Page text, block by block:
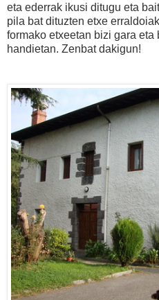
eta ederrak ikusi ditugu eta
pila bat dituzten etxe
formako etxeetan bizi gara
handietan. Zenbat dakigun!